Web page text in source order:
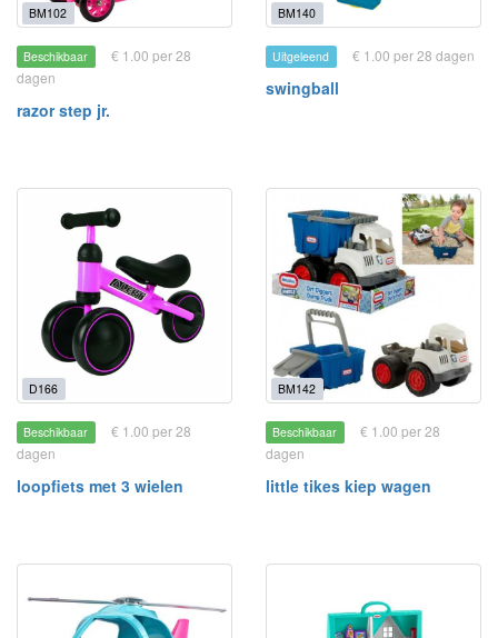
BM102
Beschikbaar
€ 1.00 per 28
dagen
razor step jr.
BM140
Uitgeleend € 1.00 per 28 dagen
swingball
D166
Beschikbaar
€ 1.00 per 28
dagen
loopfiets met 3 wielen
BM142
Beschikbaar
€ 1.00 per 28
dagen
little tikes kiep wagen